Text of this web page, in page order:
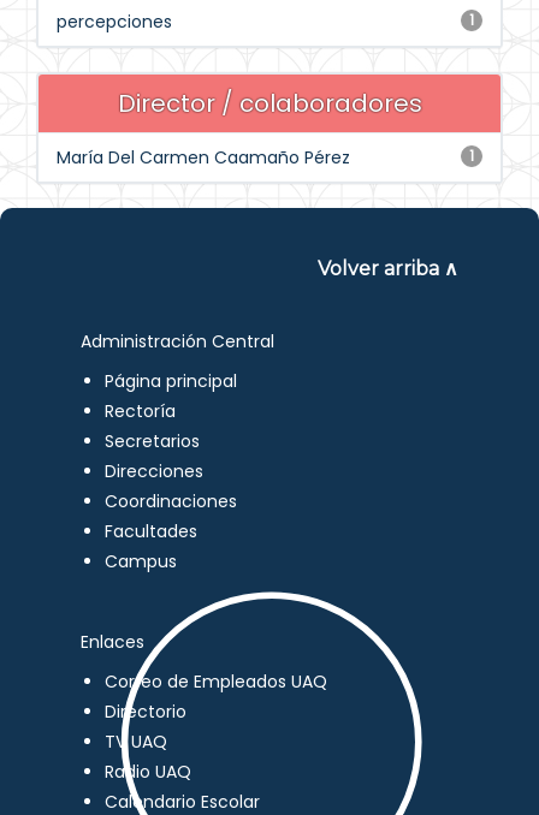
1
percepciones
Director / colaboradores
1
María Del Carmen Caamaño Pérez
Volver arriba ∧
Administración Central
Página principal
Rectoría
Secretarios
Direcciones
Coordinaciones
Facultades
Campus
Enlaces
Correo de Empleados UAQ
Directorio
TV UAQ
Radio UAQ
Calendario Escolar